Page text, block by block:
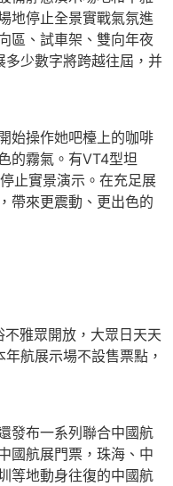
地停止全景實戰氣氛進
區、試車架、雙向年夜
少數字將跨越往屆，并
操作她吧檯上的咖啡
的霧氣。有VT4型坦
止實景演示。在充足展
帶來更震動、更出色的
雅眾開放，大眾日天天
航展示場不設售票點，
布一系列聯合中國航
國航展門票，珠海、中
等地動身往復的中國航